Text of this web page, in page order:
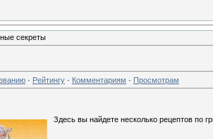
секреты
· Рейтингу · Комментариям · Просмотрам
Здесь вы найдете несколько рецептов по